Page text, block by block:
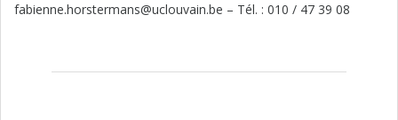
fabienne.horstermans@uclouvain.be – Tél. : 010 / 47 39 08